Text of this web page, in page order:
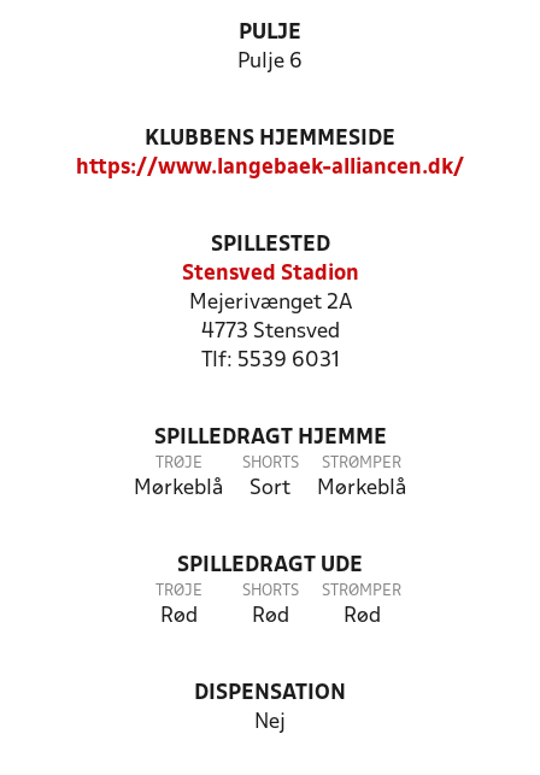
PULJE
Pulje 6
KLUBBENS HJEMMESIDE
https://www.langebaek-alliancen.dk/
SPILLESTED
Stensved Stadion
Mejerivænget 2A
4773 Stensved
Tlf: 5539 6031
SPILLEDRAGT HJEMME
TRØJE
Mørkeblå
SHORTS
Sort
STRØMPER
Mørkeblå
SPILLEDRAGT UDE
TRØJE
Rød
SHORTS
Rød
STRØMPER
Rød
DISPENSATION
Nej